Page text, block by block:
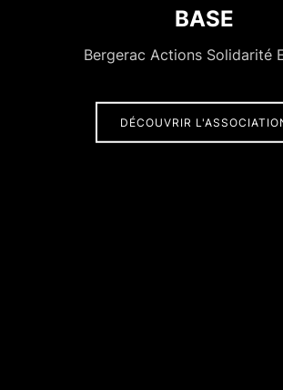
BASE
Bergerac Actions Solidarité
DÉCOUVRIR